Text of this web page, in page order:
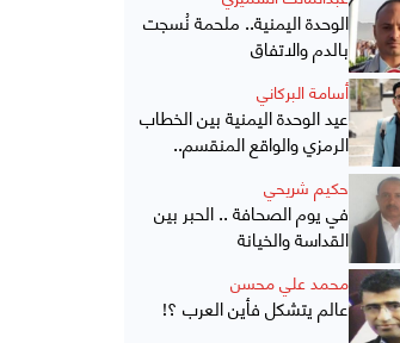
الوحدة اليمنية.. ملحمة نُسجت
بالدم والاتفاق
أسامة البركاني
عيد الوحدة اليمنية بين الخطاب
الرمزي والواقع المنقسم..
حكيم شريحي
في يوم الصحافة .. الحبر بين
القداسة والخيانة
محمد علي محسن
عالم يتشكل فأين العرب ؟!